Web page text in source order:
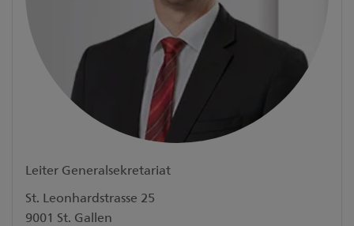
Leiter Generalsekretariat
St. Leonhardstrasse 25
9001 St. Gallen